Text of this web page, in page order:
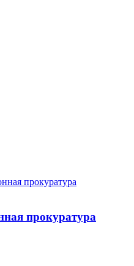
прокуратура